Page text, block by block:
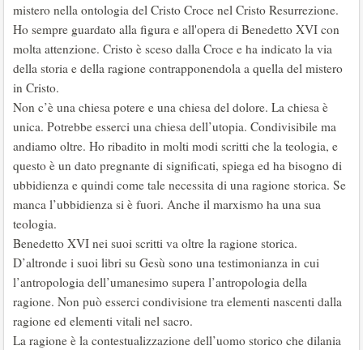
mistero nella ontologia del Cristo Croce nel Cristo Resurrezione.
Ho sempre guardato alla figura e all'opera di Benedetto XVI con
molta attenzione. Cristo è sceso dalla Croce e ha indicato la via
della storia e della ragione contrapponendola a quella del mistero
in Cristo.
Non c’è una chiesa potere e una chiesa del dolore. La chiesa è
unica. Potrebbe esserci una chiesa dell’utopia. Condivisibile ma
andiamo oltre. Ho ribadito in molti modi scritti che la teologia, e
questo è un dato pregnante di significati, spiega ed ha bisogno di
ubbidienza e quindi come tale necessita di una ragione storica. Se
manca l’ubbidienza si è fuori. Anche il marxismo ha una sua
teologia.
Benedetto XVI nei suoi scritti va oltre la ragione storica.
D’altronde i suoi libri su Gesù sono una testimonianza in cui
l’antropologia dell’umanesimo supera l’antropologia della
ragione. Non può esserci condivisione tra elementi nascenti dalla
ragione ed elementi vitali nel sacro.
La ragione è la contestualizzazione dell’uomo storico che dilania